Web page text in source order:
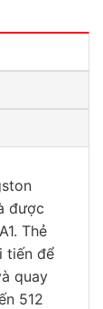
được
Thẻ
tiến để
quay
512